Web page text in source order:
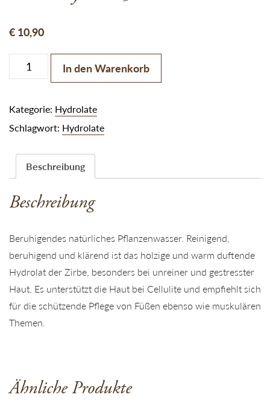
€ 10,90
Zirben Hydrolat 50ml Menge
In den Warenkorb
Kategorie: Hydrolate
Schlagwort: Hydrolate
Beschreibung
Beschreibung
Beruhigendes natürliches Pflanzenwasser. Reinigend,
beruhigend und klärend ist das holzige und warm duftende
Hydrolat der Zirbe, besonders bei unreiner und gestresster
Haut. Es unterstützt die Haut bei Cellulite und empfiehlt sich
für die schützende Pflege von Füßen ebenso wie muskulären
Themen.
Ähnliche Produkte